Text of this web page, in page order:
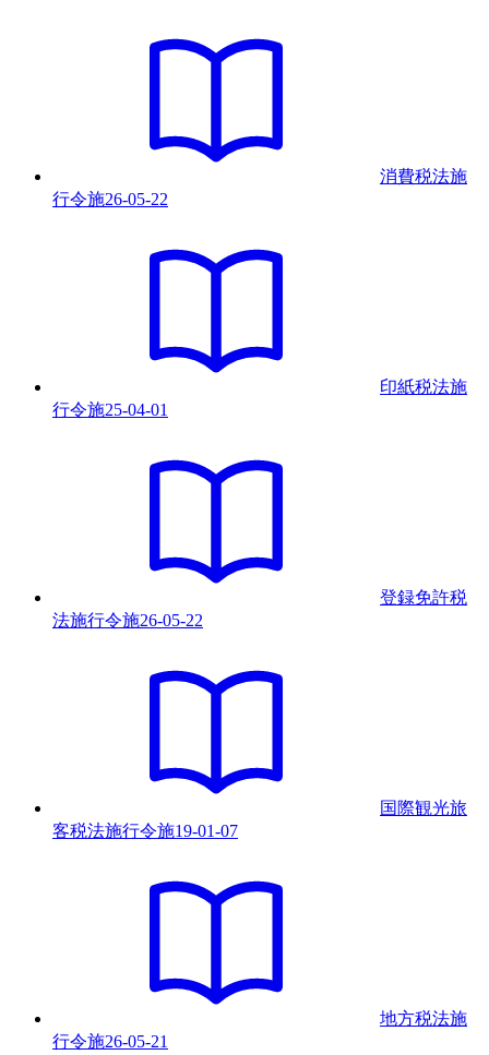
消費税法施
行令施26-05-22
印紙税法施
行令施25-04-01
登録免許税
法施行令施26-05-22
国際観光旅
客税法施行令施19-01-07
地方税法施
行令施26-05-21